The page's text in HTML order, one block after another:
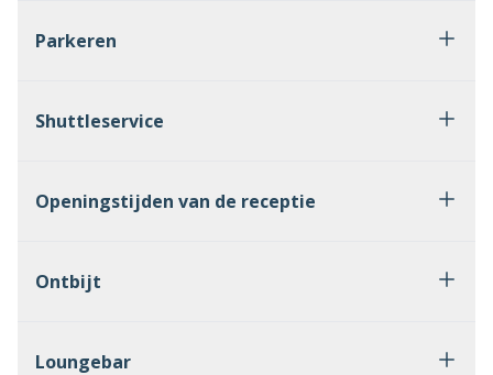
Parkeren
Shuttleservice
Openingstijden van de receptie
Ontbijt
Loungebar